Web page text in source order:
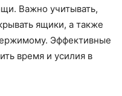
Важно учитывать,
ящики, а также
Эффективные
время и усилия в